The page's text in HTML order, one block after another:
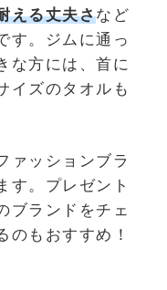
える丈夫さなど
す。ジムに通っ
な方には、首に
イズのタオルも
ァッションブラ
す。プレゼント
ブランドをチェ
のもおすすめ！